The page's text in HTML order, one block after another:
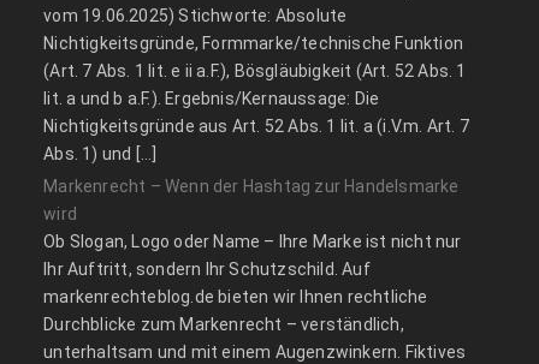
vom 19.06.2025) Stichworte: Absolute
Nichtigkeitsgründe, Formmarke/technische Funktion
(Art. 7 Abs. 1 lit. e ii a.F.), Bösgläubigkeit (Art. 52 Abs. 1
lit. a und b a.F.). Ergebnis/Kernaussage: Die
Nichtigkeitsgründe aus Art. 52 Abs. 1 lit. a (i.V.m. Art. 7
Abs. 1) und […]
Markenrecht – Wenn der Hashtag zur Handelsmarke
wird
Ob Slogan, Logo oder Name – Ihre Marke ist nicht nur
Ihr Auftritt, sondern Ihr Schutzschild. Auf
markenrechteblog.de bieten wir Ihnen rechtliche
Durchblicke zum Markenrecht – verständlich,
unterhaltsam und mit einem Augenzwinkern. Fiktives